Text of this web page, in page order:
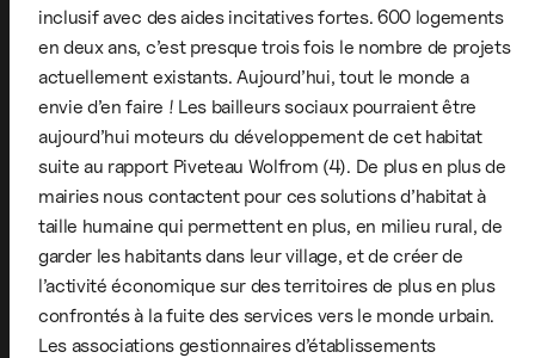
inclusif avec des aides incitatives fortes. 600 logements
en deux ans, c’est presque trois fois le nombre de projets
actuellement existants. Aujourd’hui, tout le monde a
envie d’en faire ! Les bailleurs sociaux pourraient être
aujourd’hui moteurs du développement de cet habitat
suite au rapport Piveteau Wolfrom (4). De plus en plus de
mairies nous contactent pour ces solutions d’habitat à
taille humaine qui permettent en plus, en milieu rural, de
garder les habitants dans leur village, et de créer de
l’activité économique sur des territoires de plus en plus
confrontés à la fuite des services vers le monde urbain.
Les associations gestionnaires d’établissements